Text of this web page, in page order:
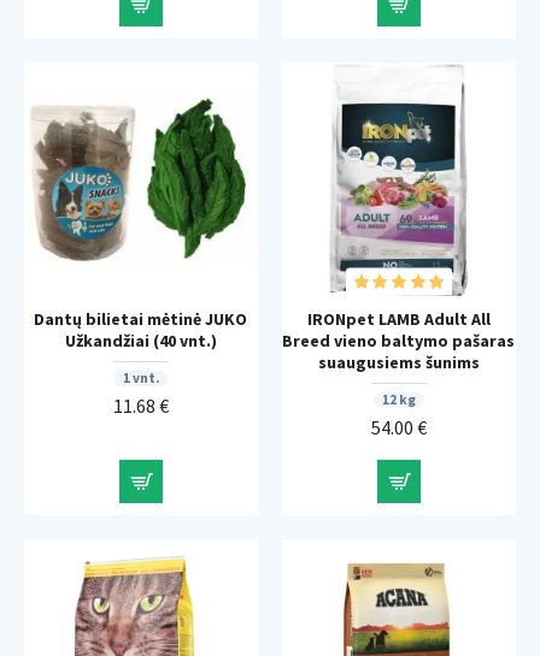
Dantų bilietai mėtinė JUKO
Užkandžiai (40 vnt.)
1 vnt.
11.68 €
IRONpet LAMB Adult All
Breed vieno baltymo pašaras
suaugusiems šunims
12 kg
54.00 €